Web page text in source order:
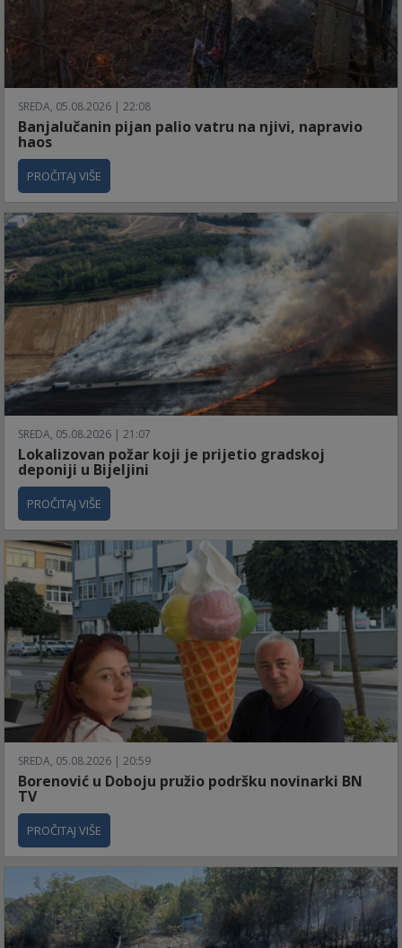
SREDA, 05.08.2026 | 22:08
Banjalučanin pijan palio vatru na njivi, napravio
haos
PROČITAJ VIŠE
SREDA, 05.08.2026 | 21:07
Lokalizovan požar koji je prijetio gradskoj
deponiji u Bijeljini
PROČITAJ VIŠE
SREDA, 05.08.2026 | 20:59
Borenović u Doboju pružio podršku novinarki BN
TV
PROČITAJ VIŠE